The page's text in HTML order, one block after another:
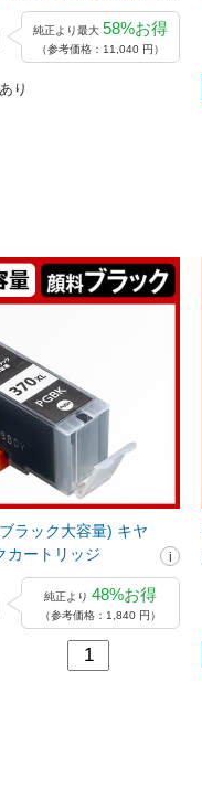
純正より最大 58%お得
（参考価格：11,040 円）
り
ラック大容量) キヤ
カートリッジ
純正より 48%お得
（参考価格：1,840 円）